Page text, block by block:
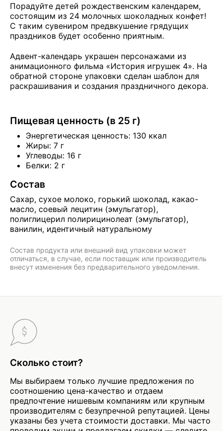
Порадуйте детей рождественским календарем,
состоящим из 24 молочных шоколадных конфет!
С таким сувениром предвкушение грядущих
праздников будет особенно приятным.
Адвент-календарь украшен персонажами из
анимационного фильма «История игрушек 4». На
обратной стороне упаковки сделан шаблон для
раскрашивания и создания праздничного декора.
Пищевая ценность (в 25 г)
Энергетическая ценность: 130 ккал
Жиры: 7 г
Углеводы: 16 г
Белки: 2 г
Состав
Сахар, сухое молоко, горький шоколад, какао-
масло, соевый лецитин (эмульгатор),
полиглицерил полирицинолеат (эмульгатор),
ванилин, идентичный натуральному
Состав продукта или внешний вид упаковки может
отличаться, в случае, если поставщик или производитель
внесут изменения без предварительного уведомления.
Сколько стоит?
Мы выбираем только лучшие предложения по
соотношению цена-качество и отдаем
предпочтение нишевым компаниям или крупным
производителям с безупречной репутацией. Цены
указаны без учета стоимости доставки. Мы часто